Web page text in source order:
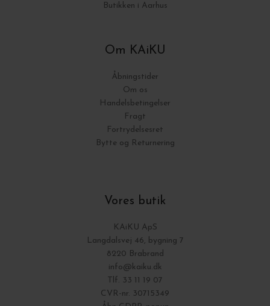
Butikken i Aarhus
Om KAiKU
Åbningstider
Om os
Handelsbetingelser
Fragt
Fortrydelsesret
Bytte og Returnering
Vores butik
KAiKU ApS
Langdalsvej 46, bygning 7
8220 Brabrand
info@kaiku.dk
Tlf. 33 11 19 07
CVR-nr. 30715349